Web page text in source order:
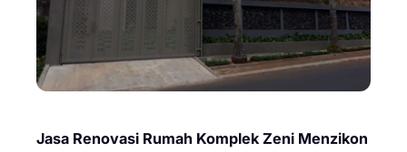
Jasa Renovasi Rumah Komplek Zeni Menzikon